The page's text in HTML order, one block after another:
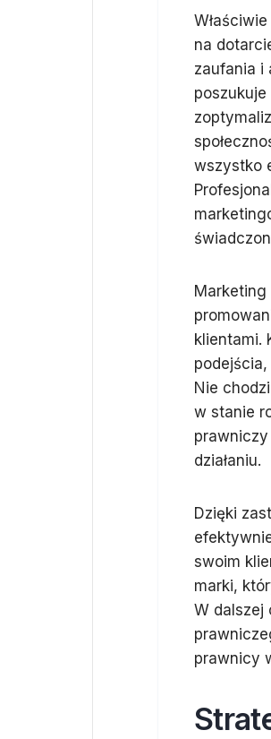
na
zaufania i
wszystko
Marketing
klientami.
Nie
w stanie
działaniu.
Dzięki
swoim
marki,
W dalszej
prawnicy